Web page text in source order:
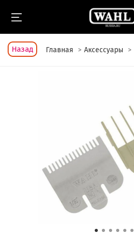
Назад Главная Аксессуары